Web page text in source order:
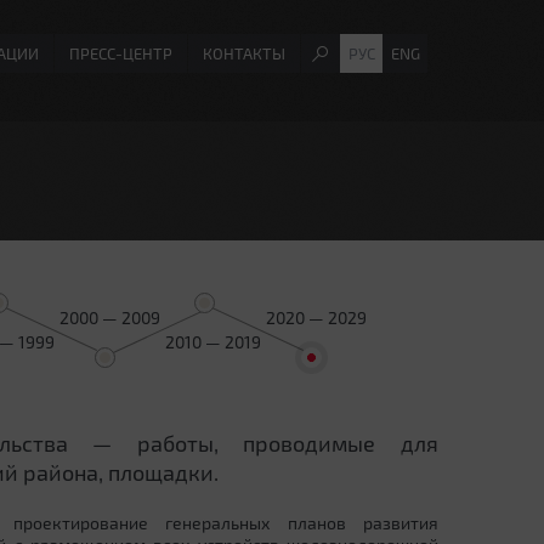
ПРЕСС-ЦЕНТР КОНТАКТЫ РУС ENG
1999
2000 — 2009
2010 — 2019
2020 — 2029
— работы, проводимые для
района, площадки.
генеральных планов развития